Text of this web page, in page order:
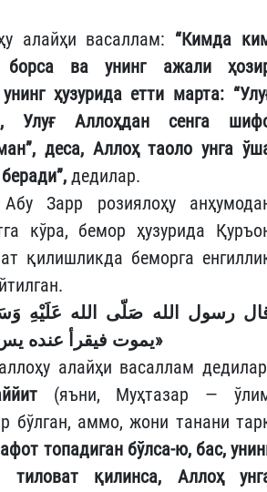
алайҳи васаллам: “Кимда
борса ва унинг ажали
ҳузурида етти марта:
Улуғ Аллоҳдан сенга
деса, Аллоҳ таоло унга
дедилар.
Зарр розиялоҳу
кўра, бемор ҳузурида
қилишликда беморга
رسول الله صَلّى الله عَلَيْهِ
يموت فيقرأ عنده يس إلا هوّن الله عليه»
алайҳи васаллам
(яъни, Муҳтазар —
бўлган, аммо, жони танани
топадиган бўлса-ю, бас,
тиловат қилинса, Аллоҳ